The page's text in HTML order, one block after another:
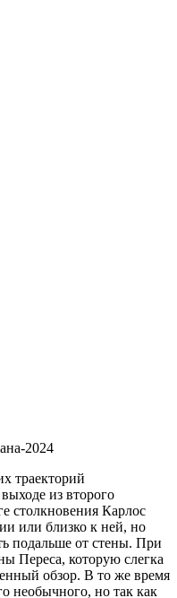
2024
траекторий
из второго
столкновения Карлос
или близко к ней, но
подальше от стены. При
Переса, которую слегка
обзор. В то же время
необычного, но так как